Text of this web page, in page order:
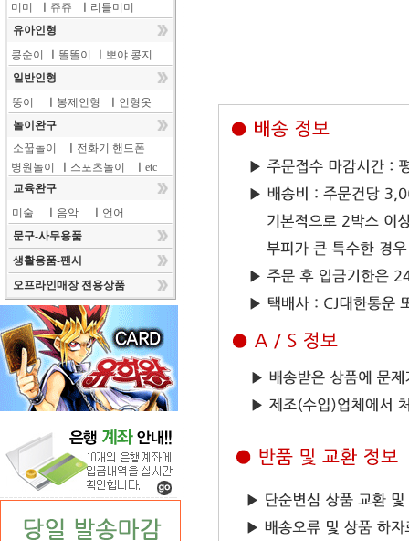
미미
쥬쥬
리틀미미
유아인형
콩순이
똘똘이
뽀야 콩지
일반인형
뚱이
봉제인형
인형옷
놀이완구
소꿉놀이
전화기 핸드폰
병원놀이
스포츠놀이
etc
교육완구
미술
음악
언어
문구-사무용품
생활용품-팬시
오프라인매장 전용상품